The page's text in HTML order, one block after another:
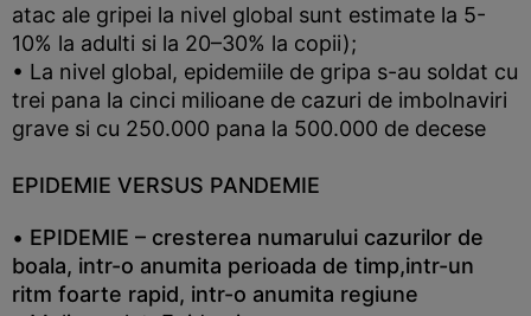
atac ale gripei la nivel global sunt estimate la 5-
10% la adulti si la 20–30% la copii);
• La nivel global, epidemiile de gripa s-au soldat cu
trei pana la cinci milioane de cazuri de imbolnaviri
grave si cu 250.000 pana la 500.000 de decese
EPIDEMIE VERSUS PANDEMIE
• EPIDEMIE – cresterea numarului cazurilor de
boala, intr-o anumita perioada de timp,intr-un
ritm foarte rapid, intr-o anumita regiune